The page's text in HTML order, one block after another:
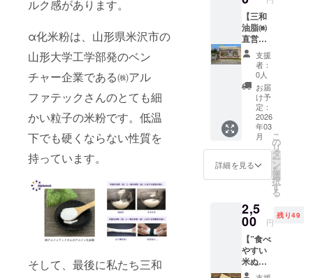
ルク感があります。
α化米粉は、山形県米沢市の
山形大学工学部発のベン
チャー企業である㈱アル
ファテックさんのとても細
かい粒子の米粉です。低温
下でも硬くならない性質を
持っています。
そして、最後に私たち三和
めご了
承いた
だき、
必ず備
考欄に
「同
意」と
ご記載
くださ
い。
備を用
いて製
造され
ており
ます。
そのた
めアレ
ルゲン
含有を
完全に
は防ぐ
ことが
難しく
おりま
す。 ご
際には
アレル
ゲン含
有リス
クにつ
いてあ
「同
意」の
お願い
＞ 本製
品は原
材料に
アレル
ゲン28
品目を
使用し
ており
ません
が、ア
ン28品
目を使
と同じ
製造設
備を用
いて製
造され
ており
記され
ます。
商品開
封前に
は必ず
お届け
のリ
ターン
に貼付
された
ラベル
や注意
書きを
ご確認
くださ
含有リ
スクに
関する
「同
意」の
お願い
もも・
りん
ご・ゼ
ラチン
を含む
製品と
共通の
設備で
製造し
ていま
す。
「原材
料及び
添加物
等の食
のラベ
ルに表
記され
ます。
商品開
封前に
は必ず
ｃｍ ・
重量：
約
100g（
約90ml)
・保存
方法：
－18℃
以下・
原材
料、主
原料の
原産
地：コ
コナッ
ツミル
ク（タ
砂糖、
ブドウ
糖、こ
め油、
米粉
（米
（国
香料
「こめ
ココ
ジェ
ラート
（チョ
味）」
・サイ
ズ：約
フタ直
7.5cm
、カッ
プ高さ5
ｃｍ ・
重量：
100g（
約90ml)
・保存
方法：
－18℃
以下・
原材
重量：
約
100g（
約90ml)
・保存
方法：
－18℃
以下 ・
原材
料、主
原料の
原産
地：コ
コナッ
ツミル
ク（タ
砂糖、
ブドウ
糖、こ
め油、
米粉
（米
（国
ま・大
豆・も
も・り
んご・
ゼラチ
ンを含
む製品
と共通
の設備
で製造
してい
す。
んちゃ
んと食
るお米
のクッ
キー」
・サイ
ズ：約
17cm×
11cm
限：製
造日か
ら約6ヶ
月 ・原
材料、
主原料
の原産
地：精
米（山
形県
産）、
馬鈴薯
デンプ
油 ・添
加物表
ギー表
示：ー
米粉麺
（玄
米） ・
重量：
刺繍入
りト
レー
ナー】
という
別のリ
ターン
枠から
お申込
みをお
願いい
たしま
す。 ・
数量：1
点 ・サ
L、）
XL、
XXL（
男女兼
用）
詳細は
サイズ
のメッ
セージ
の横断
幕を作
成し、
弊社直
ショッ
プ「さ
んま
る」の
道路に
面した
ウッド
デッキ
に2週間
掲示
わせて
撮影し
た写真
を公式
インス
タグラ
ムにて
【三和
油脂㈱
直営店
舗さん
まるの
窓2枚に
内側か
ら絵を
描ける
(1ヶ月
示)+外
から撮
影した
写真を
インス
稿】 弊
社直営
ショッ
プ「さ
んま
る」の
道路に
支援
者：
0人
お届
け予
定：
2026
年03
月
詳細を見る
こ
の
リ
タ
ー
ン
を
選
択
す
る
2,5
00 円
残り49
【”食べ
やすい
米ぬか
パウ